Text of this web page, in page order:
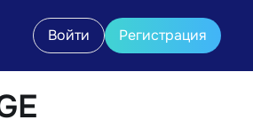
Войти Регистрация